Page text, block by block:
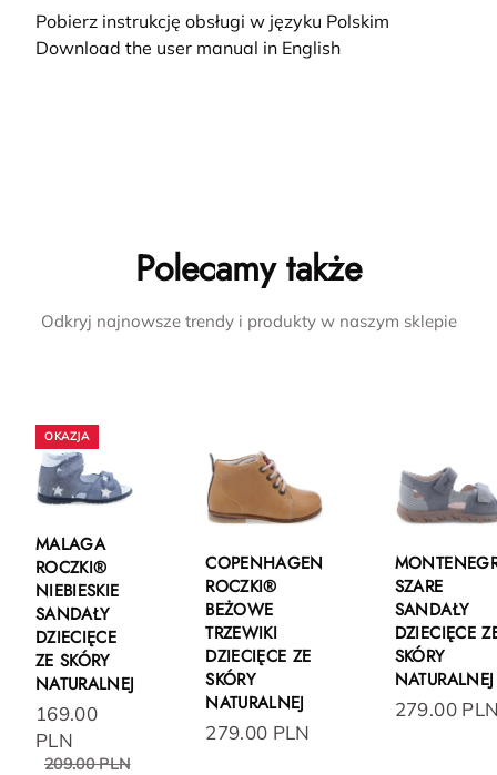
Pobierz instrukcję obsługi w języku Polskim
Download the user manual in English
Polecamy także
Odkryj najnowsze trendy i produkty w naszym sklepie
MALAGA
ROCZKI®
NIEBIESKIE
SANDAŁY
DZIECIĘCE
ZE SKÓRY
NATURALNEJ
169.00
PLN
209.00 PLN
COPENHAGEN
ROCZKI®
BEŻOWE
TRZEWIKI
DZIECIĘCE ZE
SKÓRY
NATURALNEJ
279.00 PLN
SZARE
SANDAŁY
DZIECIĘCE
SKÓRY
NATURALNEJ
279.00